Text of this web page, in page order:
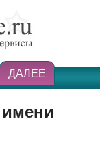
ДАЛЕЕ
имени